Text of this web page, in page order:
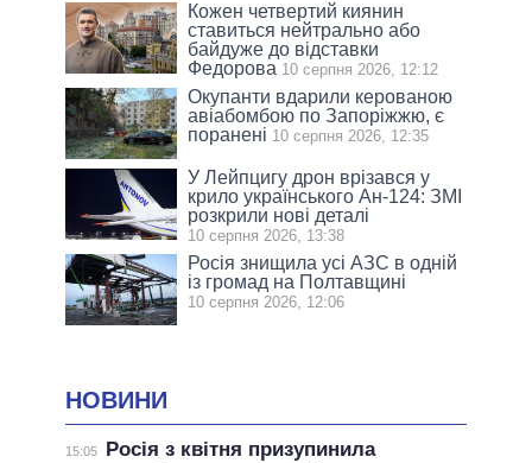
Кожен четвертий киянин
ставиться нейтрально або
байдуже до відставки
Федорова 10 серпня 2026, 12:12
Окупанти вдарили керованою
авіабомбою по Запоріжжю, є
поранені 10 серпня 2026, 12:35
У Лейпцигу дрон врізався у
крило українського Ан-124: ЗМІ
розкрили нові деталі
10 серпня 2026, 13:38
Росія знищила усі АЗС в одній
із громад на Полтавщині
10 серпня 2026, 12:06
НОВИНИ
15:05
Росія з квітня призупинила